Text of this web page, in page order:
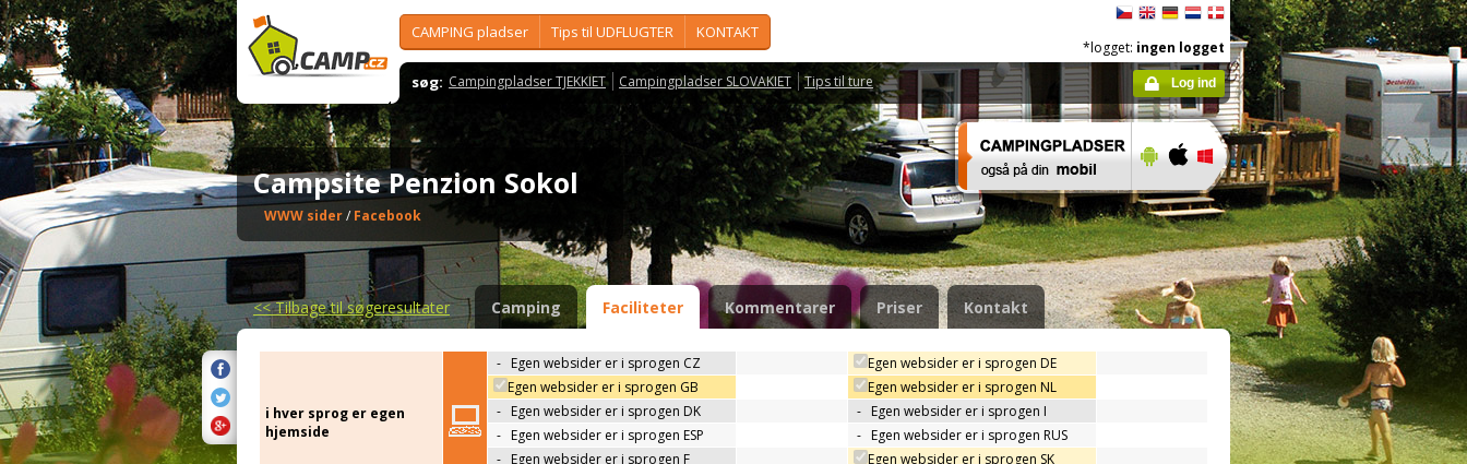
CAMPING pladser Tips til UDFLUGTER KONTAKT
søg: Campingpladser TJEKKIET Campingpladser SLOVAKIET Tips til ture
*logget: ingen logget
Log ind
Campsite Penzion Sokol
WWW sider/Facebook
<<Tilbage til søgeresultater Camping Faciliteter Kommentarer Priser Kontakt
i hver sprog er egen
hjemside
- Egen websider er i sprogen CZ
Egen websider er i sprogen DE
Egen websider er i sprogen GB
Egen websider er i sprogen NL
- Egen websider er i sprogen DK - Egen websider er i sprogen I
- Egen websider er i sprogen ESP - Egen websider er i sprogen RUS
- Egen websider er i sprogen F
Egen websider er i sprogen SK